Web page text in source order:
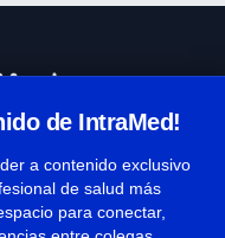
de IntraMed!
a contenido exclusivo
de salud más
para conectar,